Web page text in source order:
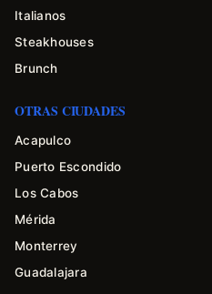
Italianos
Steakhouses
Brunch
OTRAS CIUDADES
Acapulco
Puerto Escondido
Los Cabos
Mérida
Monterrey
Guadalajara